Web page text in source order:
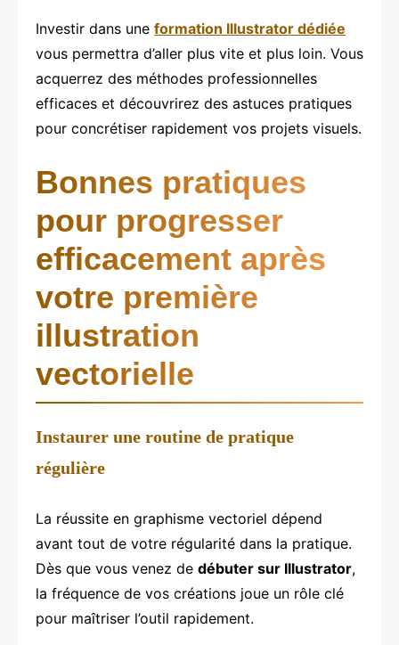
Investir dans une formation Illustrator dédiée
vous permettra d’aller plus vite et plus loin. Vous
acquerrez des méthodes professionnelles
efficaces et découvrirez des astuces pratiques
pour concrétiser rapidement vos projets visuels.
Bonnes pratiques
pour progresser
efficacement après
votre première
illustration
vectorielle
Instaurer une routine de pratique
régulière
La réussite en graphisme vectoriel dépend
avant tout de votre régularité dans la pratique.
Dès que vous venez de débuter sur Illustrator,
la fréquence de vos créations joue un rôle clé
pour maîtriser l’outil rapidement.